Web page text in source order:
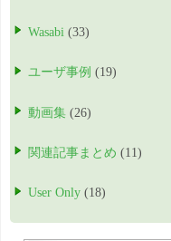
Wasabi (33)
ユーザ事例 (19)
動画集 (26)
関連記事まとめ (11)
User Only (18)